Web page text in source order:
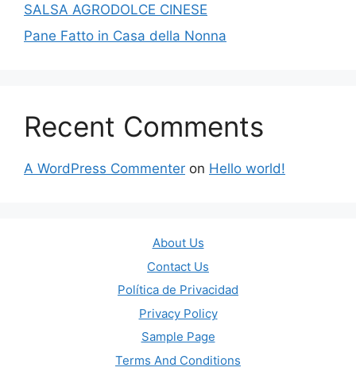
SALSA AGRODOLCE CINESE
Pane Fatto in Casa della Nonna
Recent Comments
A WordPress Commenter on Hello world!
About Us
Contact Us
Política de Privacidad
Privacy Policy
Sample Page
Terms And Conditions